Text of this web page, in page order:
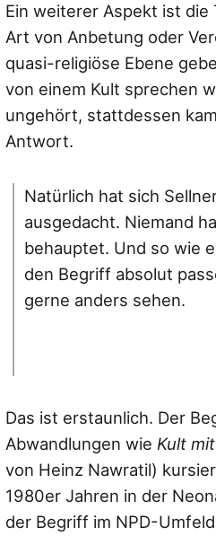
Ein weiterer Aspekt ist die
Art von Anbetung oder
quasi-religiöse Ebene
von einem Kult sprechen
ungehört, stattdessen
Antwort.
Natürlich hat sich
ausgedacht. Niemand
behauptet. Und so wie
den Begriff absolut
gerne anders sehen.
Das ist erstaunlich. Der
Abwandlungen wie Kult
von Heinz Nawratil)
1980er Jahren in der
der Begriff im NPD-